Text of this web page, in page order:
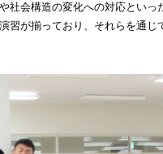
会構造の変化への対応といっ
習が揃っており、それらを通じ